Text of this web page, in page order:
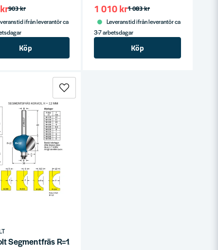
903 kr
ifrån leverantör ca
Köp
1 083 kr
1 010 kr
Leveranstid ifrån leverantör ca
3-7 arbetsdagar
Köp
S=8
Segmentfräs R=12 D=36 L=24 S=8